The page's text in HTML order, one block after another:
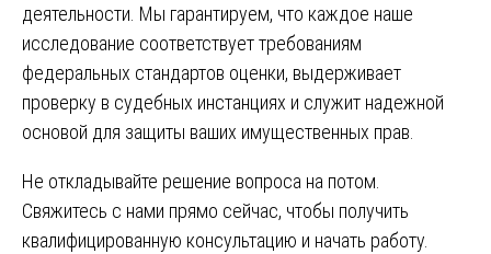
деятельности. Мы гарантируем, что каждое наше
исследование соответствует требованиям
федеральных стандартов оценки, выдерживает
проверку в судебных инстанциях и служит надежной
основой для защиты ваших имущественных прав.
Не откладывайте решение вопроса на потом.
Свяжитесь с нами прямо сейчас, чтобы получить
квалифицированную консультацию и начать работу.